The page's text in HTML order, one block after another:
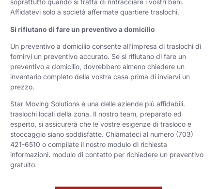
soprattutto quando si tratta di rintracciare i vostri beni.
Affidatevi solo a società affermate quartiere traslochi.
Si rifiutano di fare un preventivo a domicilio
Un preventivo a domicilio consente all'impresa di traslochi di
fornirvi un preventivo accurato. Se si rifiutano di fare un
preventivo a domicilio, dovrebbero almeno chiedere un
inventario completo della vostra casa prima di inviarvi un
prezzo.
Star Moving Solutions è una delle aziende più affidabili.
traslochi locali della zona. Il nostro team, preparato ed
esperto, si assicurerà che le vostre esigenze di trasloco e
stoccaggio siano soddisfatte. Chiamateci al numero (703)
421-6510 o compilate il nostro modulo di richiesta
informazioni. modulo di contatto per richiedere un preventivo
gratuito.